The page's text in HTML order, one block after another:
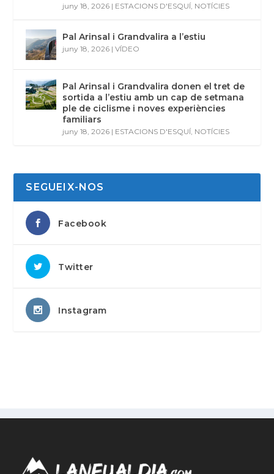
juny 18, 2026 | ESTACIONS D'ESQUÍ NOTÍCIES
Pal Arinsal i Grandvalira a l’estiu
juny 18, 2026 |VÍDEO
Pal Arinsal i Grandvalira donen el tret de
sortida a l’estiu amb un cap de setmana
ple de ciclisme i noves experiències
familiars
juny 18, 2026 | ESTACIONS D'ESQUÍ NOTÍCIES
SEGUEIX-NOS
Facebook
Twitter
Instagram